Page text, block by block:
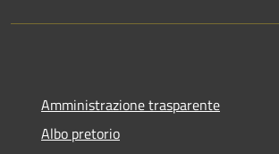
Amministrazione trasparente
Albo pretorio